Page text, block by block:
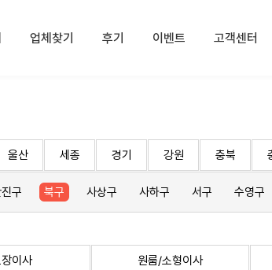
업체찾기 후기 이벤트 고객센터
울산 세종 경기 강원 충북
구 북구 사상구 사하구 서구 수영구
이사 원룸/소형이사